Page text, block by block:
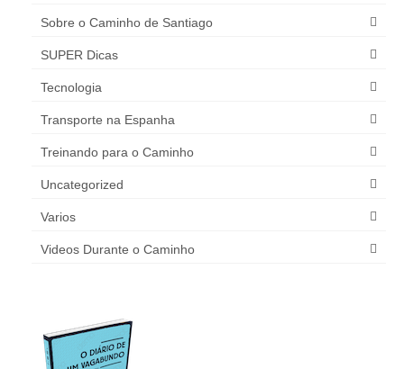
Sobre o Caminho de Santiago
SUPER Dicas
Tecnologia
Transporte na Espanha
Treinando para o Caminho
Uncategorized
Varios
Videos Durante o Caminho